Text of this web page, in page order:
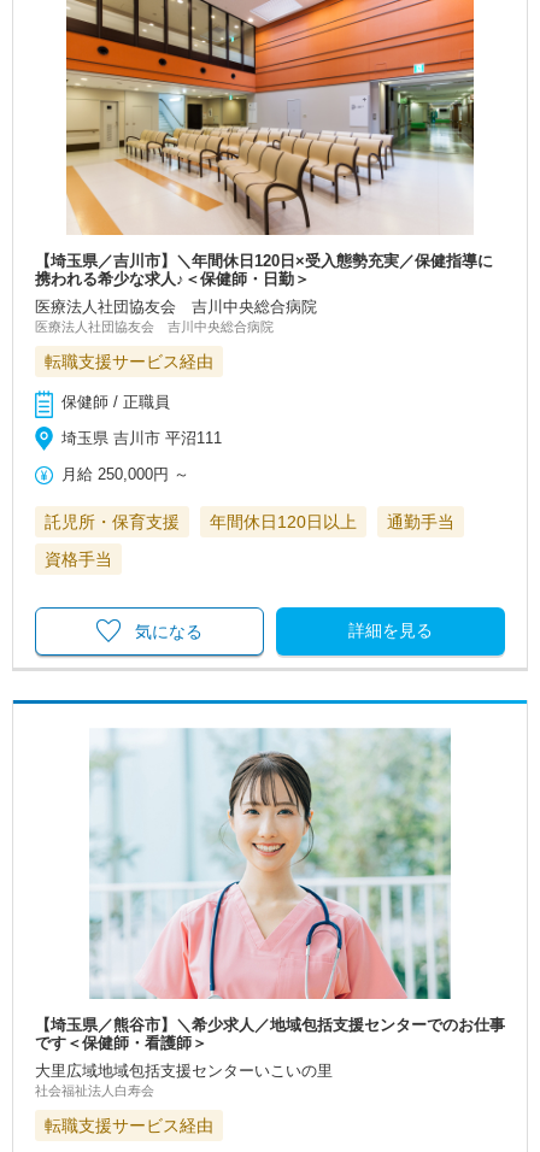
【埼玉県／吉川市】＼年間休日120日×受入態勢充実／保健指導に
携われる希少な求人♪＜保健師・日勤＞
医療法人社団協友会 吉川中央総合病院
医療法人社団協友会 吉川中央総合病院
転職支援サービス経由
保健師 / 正職員
埼玉県 吉川市 平沼111
月給 250,000円 ～
託児所・保育支援 年間休日120日以上
通勤手当
資格手当
詳細を見る
気になる
【埼玉県／熊谷市】＼希少求人／地域包括支援センターでのお仕事
です＜保健師・看護師＞
大里広域地域包括支援センターいこいの里
社会福祉法人白寿会
転職支援サービス経由